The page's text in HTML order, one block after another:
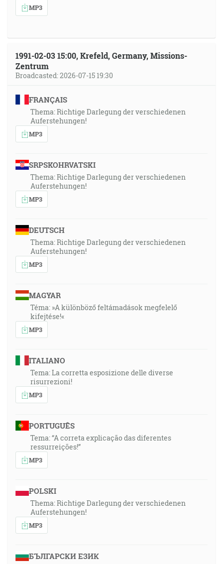
MP3
1991-02-03 15:00, Krefeld, Germany, Missions-
Zentrum
Broadcasted: 2026-07-15 19:30
FRANÇAIS
Thema: Richtige Darlegung der verschiedenen
Auferstehungen!
MP3
SRPSKOHRVATSKI
Thema: Richtige Darlegung der verschiedenen
Auferstehungen!
MP3
DEUTSCH
Thema: Richtige Darlegung der verschiedenen
Auferstehungen!
MP3
MAGYAR
Téma: »A különböző feltámadások megfelelő
kifejtése!«
MP3
ITALIANO
Tema: La corretta esposizione delle diverse
risurrezioni!
MP3
PORTUGUÊS
Tema: “A correta explicação das diferentes
ressurreições!”
MP3
POLSKI
Thema: Richtige Darlegung der verschiedenen
Auferstehungen!
MP3
БЪЛГАРСКИ ЕЗИК